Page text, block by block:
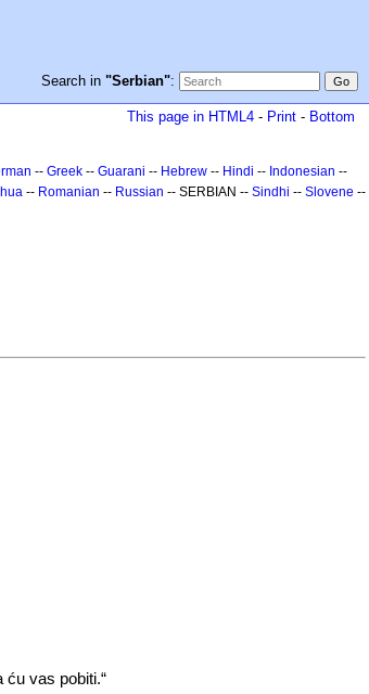
Search in "Serbian":
This page in HTML4 - Print - Bottom
-- Greek -- Guarani -- Hebrew -- Hindi -- Indonesian --
-- Romanian -- Russian -- SERBIAN -- Sindhi -- Slovene --
vas pobiti.“